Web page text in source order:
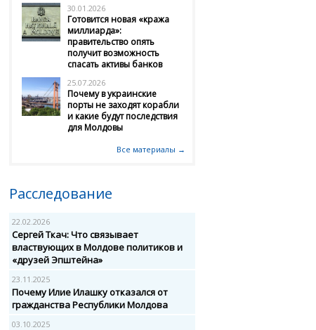
30.01.2026
Готовится новая «кража
миллиарда»:
правительство опять
получит возможность
спасать активы банков
25.07.2026
Почему в украинские
порты не заходят корабли
и какие будут последствия
для Молдовы
Все материалы →
Расследование
22.02.2026
Сергей Ткач: Что связывает
властвующих в Молдове политиков и
«друзей Эпштейна»
23.11.2025
Почему Илие Илашку отказался от
гражданства Республики Молдова
03.10.2025